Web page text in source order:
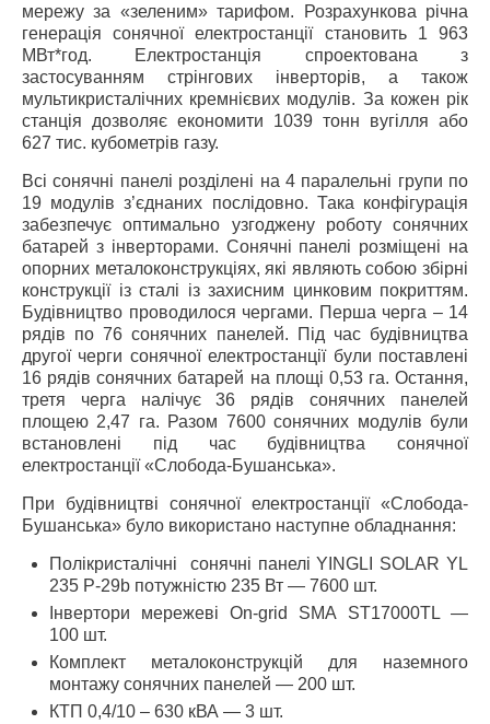
мережу за «зеленим» тарифом. Розрахункова річна
генерація сонячної електростанції становить 1 963
МВт*год. Електростанція спроектована з
застосуванням стрінгових інверторів, а також
мультикристалічних кремнієвих модулів. За кожен рік
станція дозволяє економити 1039 тонн вугілля або
627 тис. кубометрів газу.
Всі сонячні панелі розділені на 4 паралельні групи по
19 модулів з’єднаних послідовно. Така конфігурація
забезпечує оптимально узгоджену роботу сонячних
батарей з інверторами. Сонячні панелі розміщені на
опорних металоконструкціях, які являють собою збірні
конструкції із сталі із захисним цинковим покриттям.
Будівництво проводилося чергами. Перша черга – 14
рядів по 76 сонячних панелей. Під час будівництва
другої черги сонячної електростанції були поставлені
16 рядів сонячних батарей на площі 0,53 га. Остання,
третя черга налічує 36 рядів сонячних панелей
площею 2,47 га. Разом 7600 сонячних модулів були
встановлені під час будівництва сонячної
електростанції «Слобода-Бушанська».
При будівництві сонячної електростанції «Слобода-
Бушанська» було використано наступне обладнання:
Полікристалічні сонячні панелі YINGLI SOLAR YL
235 P-29b потужністю 235 Вт — 7600 шт.
Інвертори мережеві On-grid SМА ST17000TL —
100 шт.
Комплект металоконструкцій для наземного
монтажу сонячних панелей — 200 шт.
КТП 0,4/10 – 630 кВА — 3 шт.